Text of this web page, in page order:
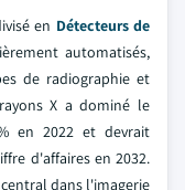
en Détecteurs de
automatisés,
de radiographie et
X a dominé le
en 2022 et devrait
d'affaires en 2032.
dans l'imagerie